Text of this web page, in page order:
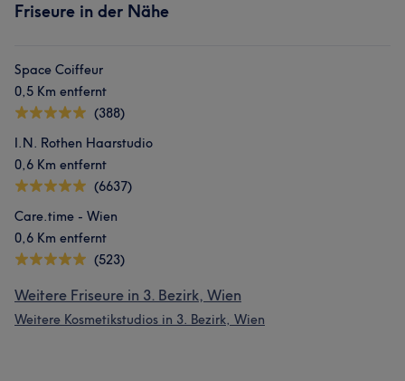
Friseure in der Nähe
Space Coiffeur
0,5 Km entfernt
(388)
I.N. Rothen Haarstudio
0,6 Km entfernt
(6637)
Care.time - Wien
0,6 Km entfernt
(523)
Weitere Friseure in 3. Bezirk, Wien
Weitere Kosmetikstudios in 3. Bezirk, Wien